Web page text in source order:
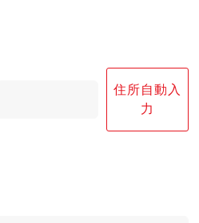
住所自動入
力